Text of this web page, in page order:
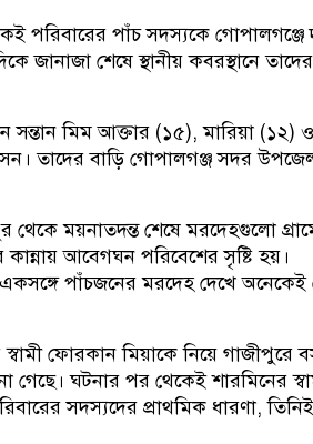
পরিবারের পাঁচ সদস্যকে গোপালগঞ্জে
জানাজা শেষে স্থানীয় কবরস্থানে তাদের
মিম আক্তার (১৫), মারিয়া (১২) ও
তাদের বাড়ি গোপালগঞ্জ সদর
থেকে ময়নাতদন্ত শেষে মরদেহগুলো
আবেগঘন পরিবেশের সৃষ্টি হয়।
একসঙ্গে পাঁচজনের মরদেহ দেখে
স্বামী ফোরকান মিয়াকে নিয়ে গাজীপুরে
ঘটনার পর থেকেই শারমিনের
সদস্যদের প্রাথমিক ধারণা,